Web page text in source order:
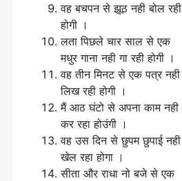
वह बचपन से झूठ नही बोल रही
होगी ।
लता पिछले चार साल से एक
मधुर गाना नही गा रही होगी ।
वह तीन मिनट से एक पत्र नही
लिख रही होगी ।
मैं आठ घंटो से अपना काम नही
कर रहा होउंगी ।
वह उस दिन से छुपम छुपाई नही
खेल रहा होगा ।
सीता और राधा नो बजे से एक